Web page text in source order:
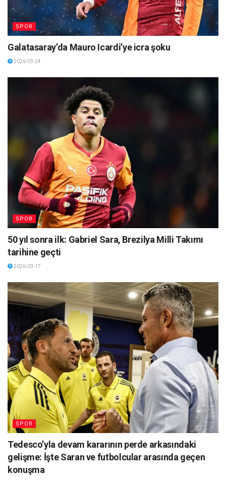
SPOR
Galatasaray’da Mauro Icardi’ye icra şoku
2026-03-24
SPOR
50 yıl sonra ilk: Gabriel Sara, Brezilya Milli Takımı
tarihine geçti
2026-03-17
SPOR
Tedesco’yla devam kararının perde arkasındaki
gelişme: İşte Saran ve futbolcular arasında geçen
konuşma